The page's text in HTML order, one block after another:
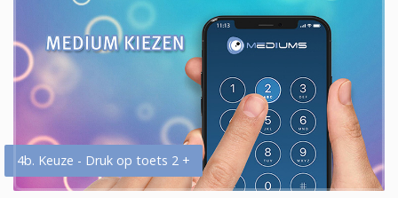
4b. Keuze - Druk op toets 2 +